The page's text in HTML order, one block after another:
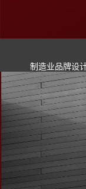
制造业品牌设